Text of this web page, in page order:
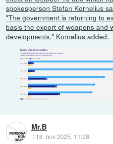
spokesperson Stefan Kornelius
"The government is returning to
basis the export of weapons and
developments," Kornelius added.
Mr.B
:: 18. nov 2025, 11:28